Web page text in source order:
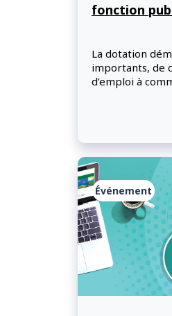
fonction
La dotation
importants, de
d’emploi à
Événement